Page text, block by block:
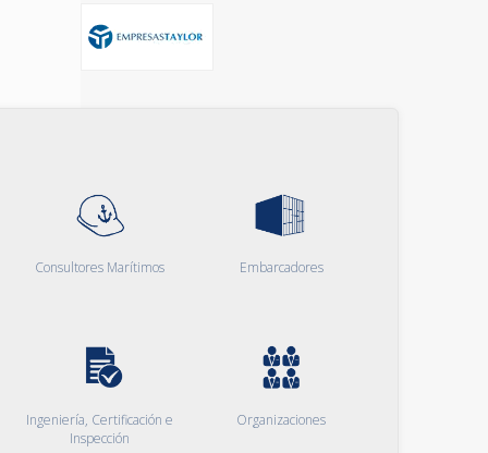
Consultores Marítimos Embarcadores
Ingeniería, Certificación e
Inspección
Organizaciones